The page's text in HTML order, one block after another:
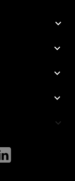




keyboard_arrow_down